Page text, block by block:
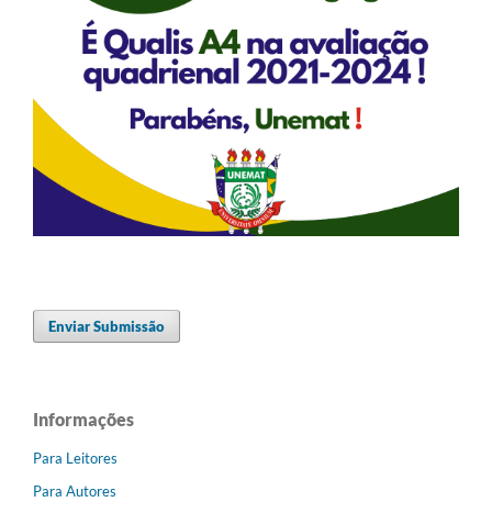
Enviar Submissão
Informações
Para Leitores
Para Autores